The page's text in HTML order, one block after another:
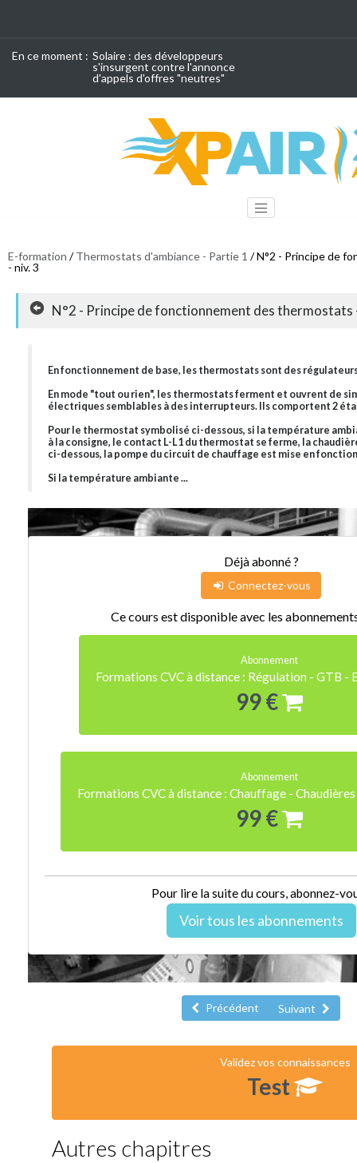
En ce moment : Solaire : des développeurs
s'insurgent contre l'annonce
d'appels d'offres "neutres"
E-formation /Thermostats d'ambiance - Partie 1 / N°2 - Principe de
- niv. 3
N°2 - Principe de fonctionnement des thermostats
En fonctionnement de base, les thermostats sont des
En mode "tout ou rien", les thermostats ferment et ouvrent de
électriques semblables à des interrupteurs. Ils comportent 2
Pour le thermostat symbolisé ci-dessous, si la température
à la consigne, le contact L-L1 du thermostat se ferme, la
ci-dessous, la pompe du circuit de chauffage est mise en
Si la température ambiante ...
Déjà abonné ?
Connectez-vous
Ce cours est disponible avec les
Abonnement
Formations CVC à distance : Régulation - GTB -
99 €
Abonnement
Formations CVC à distance : Chauffage -
99 €
Pour lire la suite du cours, abonnez-
Voir tous les abonnements
Précédent Suivant
Validez vos connaissances
Test
Autres chapitres